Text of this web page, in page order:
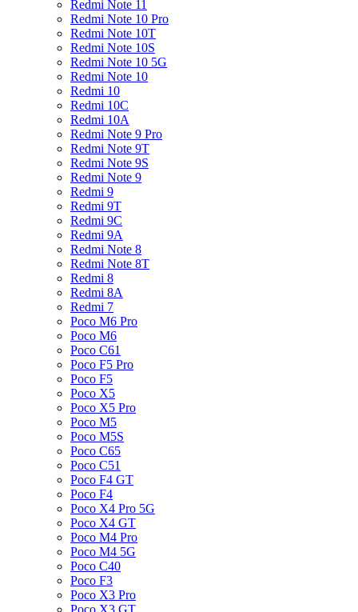
Redmi Note 11
Redmi Note 10 Pro
Redmi Note 10T
Redmi Note 10S
Redmi Note 10 5G
Redmi Note 10
Redmi 10
Redmi 10C
Redmi 10A
Redmi Note 9 Pro
Redmi Note 9T
Redmi Note 9S
Redmi Note 9
Redmi 9
Redmi 9T
Redmi 9C
Redmi 9A
Redmi Note 8
Redmi Note 8T
Redmi 8
Redmi 8A
Redmi 7
Poco M6 Pro
Poco M6
Poco C61
Poco F5 Pro
Poco F5
Poco X5
Poco X5 Pro
Poco M5
Poco M5S
Poco C65
Poco C51
Poco F4 GT
Poco F4
Poco X4 Pro 5G
Poco X4 GT
Poco M4 Pro
Poco M4 5G
Poco C40
Poco F3
Poco X3 Pro
Poco X3 GT